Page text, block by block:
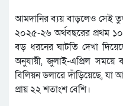
আমদানির ব্যয় বাড়লেও সেই
২০২৫-২৬ অর্থবছরের প্রথম ১০
বড় ধরনের ঘাটতি দেখা
অনুযায়ী, জুলাই-এপ্রিল সময়ে
বিলিয়ন ডলারে দাঁড়িয়েছে,
প্রায় ২২ শতাংশ বেশি।